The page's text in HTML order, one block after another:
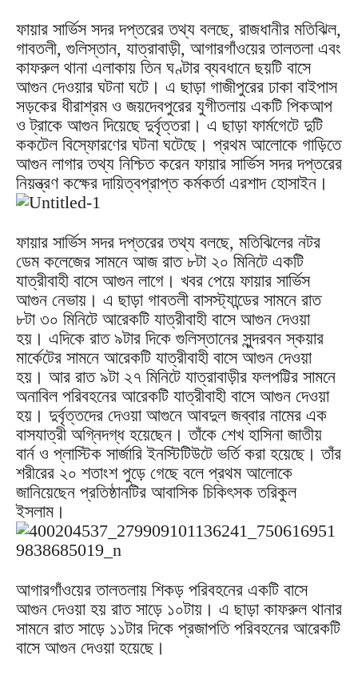
ফায়ার সার্ভিস সদর দপ্তরের তথ্য বলছে, রাজধানীর মতিঝিল,
গাবতলী, গুলিস্তান, যাত্রাবাড়ী, আগারগাঁওয়ের তালতলা এবং
কাফরুল থানা এলাকায় তিন ঘণ্টার ব্যবধানে ছয়টি বাসে
আগুন দেওয়ার ঘটনা ঘটে। এ ছাড়া গাজীপুরের ঢাকা বাইপাস
সড়কের ধীরাশ্রম ও জয়দেবপুরের যুগীতলায় একটি পিকআপ
ও ট্রাকে আগুন দিয়েছে দুর্বৃত্তরা। এ ছাড়া ফার্মগেটে দুটি
ককটেল বিস্ফোরণের ঘটনা ঘটেছে। প্রথম আলোকে গাড়িতে
আগুন লাগার তথ্য নিশ্চিত করেন ফায়ার সার্ভিস সদর দপ্তরের
নিয়ন্ত্রণ কক্ষের দায়িত্বপ্রাপ্ত কর্মকর্তা এরশাদ হোসাইন।
ফায়ার সার্ভিস সদর দপ্তরের তথ্য বলছে, মতিঝিলের নটর
ডেম কলেজের সামনে আজ রাত ৮টা ২০ মিনিটে একটি
যাত্রীবাহী বাসে আগুন লাগে। খবর পেয়ে ফায়ার সার্ভিস
আগুন নেভায়। এ ছাড়া গাবতলী বাসস্ট্যান্ডের সামনে রাত
৮টা ৩০ মিনিটে আরেকটি যাত্রীবাহী বাসে আগুন দেওয়া
হয়। এদিকে রাত ৯টার দিকে গুলিস্তানের সুন্দরবন স্কয়ার
মার্কেটের সামনে আরেকটি যাত্রীবাহী বাসে আগুন দেওয়া
হয়। আর রাত ৯টা ২৭ মিনিটে যাত্রাবাড়ীর ফলপট্টির সামনে
অনাবিল পরিবহনের আরেকটি যাত্রীবাহী বাসে আগুন দেওয়া
হয়। দুর্বৃত্তদের দেওয়া আগুনে আবদুল জব্বার নামের এক
বাসযাত্রী অগ্নিদগ্ধ হয়েছেন। তাঁকে শেখ হাসিনা জাতীয়
বার্ন ও প্লাস্টিক সার্জারি ইনস্টিটিউটে ভর্তি করা হয়েছে। তাঁর
শরীরের ২০ শতাংশ পুড়ে গেছে বলে প্রথম আলোকে
জানিয়েছেন প্রতিষ্ঠানটির আবাসিক চিকিৎসক তরিকুল
ইসলাম।
আগারগাঁওয়ের তালতলায় শিকড় পরিবহনের একটি বাসে
আগুন দেওয়া হয় রাত সাড়ে ১০টায়। এ ছাড়া কাফরুল থানার
সামনে রাত সাড়ে ১১টার দিকে প্রজাপতি পরিবহনের আরেকটি
বাসে আগুন দেওয়া হয়েছে।